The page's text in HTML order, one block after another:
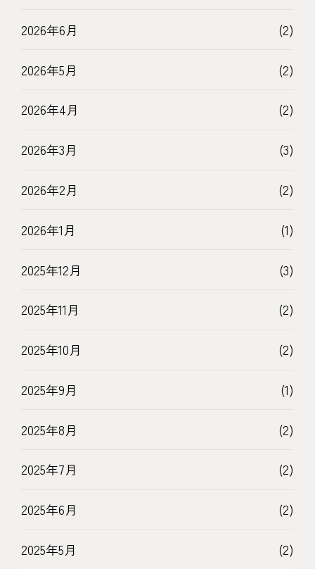
2026年6月 (2)
2026年5月 (2)
2026年4月 (2)
2026年3月 (3)
2026年2月 (2)
2026年1月 (1)
2025年12月 (3)
2025年11月 (2)
2025年10月 (2)
2025年9月 (1)
2025年8月 (2)
2025年7月 (2)
2025年6月 (2)
2025年5月 (2)